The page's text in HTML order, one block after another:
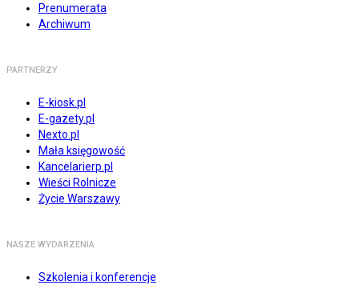
Prenumerata
Archiwum
PARTNERZY
E-kiosk.pl
E-gazety.pl
Nexto.pl
Mała księgowość
Kancelarierp.pl
Wieści Rolnicze
Życie Warszawy
NASZE WYDARZENIA
Szkolenia i konferencje